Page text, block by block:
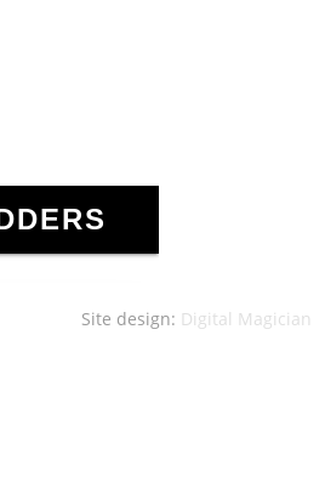
Site design: Digital Magician